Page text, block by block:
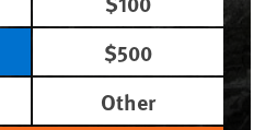
$500
Other